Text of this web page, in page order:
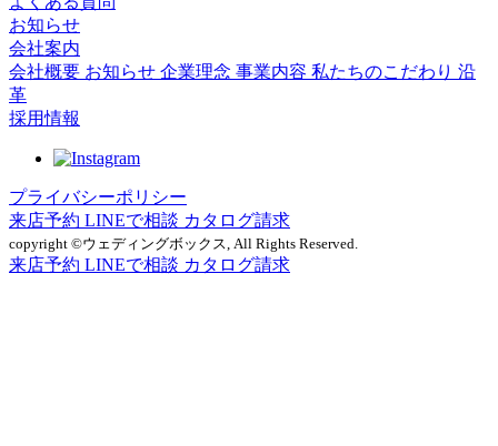
お知らせ
会社案内
会社概要 お知らせ 企業理念 事業内容 私たちのこだわり 沿
革
採用情報
プライバシーポリシー
来店予約 LINEで相談 カタログ請求
copyright ©ウェディングボックス, All Rights Reserved.
来店予約 LINEで相談 カタログ請求